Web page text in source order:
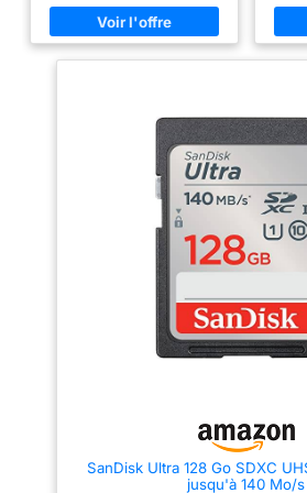
les
SILVER
sont
UHS-I,
des
une
avec votre
Tests
garantie
Lexar
SDXC
à des
qualité,
et
garantie
microSD afin d'atteindre des
vitesses maximales (cartes
vendues séparément) Vitesses
séquentielle Enregistrez des
vidéos ininterrompues avec une
Classe de vitesse UHS 3 (U3)
et une Classe de vitesse vidéo
30 (V30) Conçue et testée en
conditions extrêmes ; résiste
aux températures extrêmes, à
l'eau, aux chocs et aux rayons X
Température de fonctionnement:
-25°C à 85°C
des
de
Ultra
les
SanDisk Ultra 128 Go SDXC
jusqu'à 140 Mo/s